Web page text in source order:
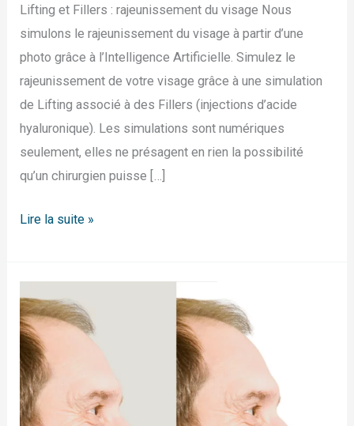
Lifting et Fillers : rajeunissement du visage Nous
simulons le rajeunissement du visage à partir d’une
photo grâce à l’Intelligence Artificielle. Simulez le
rajeunissement de votre visage grâce à une simulation
de Lifting associé à des Fillers (injections d’acide
hyaluronique). Les simulations sont numériques
seulement, elles ne présagent en rien la possibilité
qu’un chirurgien puisse […]
Lire la suite »
se
déroule
le
lifting
du